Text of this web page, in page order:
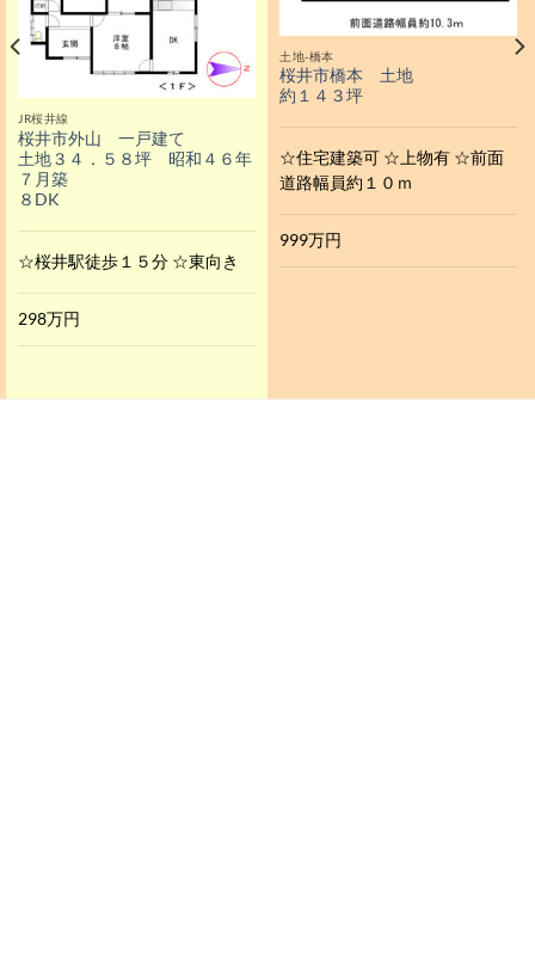
JR桜井線
桜井市外山 一戸建て
土地３４．５８坪 昭和４６年
７月築
８DK
☆桜井駅徒歩１５分 ☆東向き
298万円
土地-橋本
桜井市橋本 土地
約１４３坪
☆住宅建築可 ☆上物有 ☆前面
道路幅員約１０ｍ
999万円